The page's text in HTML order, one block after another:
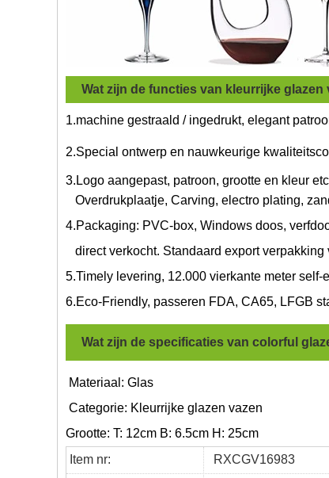
Wat zijn de functies van kleurrijke glazen
1.machine gestraald / ingedrukt, elegant
2.Special ontwerp en nauwkeurige
3.Logo aangepast, patroon, grootte en kleur
Overdrukplaatje, Carving, electro plating,
4.Packaging: PVC-box, Windows doos,
direct verkocht. Standaard export
5.Timely levering, 12.000 vierkante meter
6.Eco-Friendly, passeren FDA, CA65, LFGB
Wat zijn de specificaties van colorful
Materiaal: Glas
Categorie: Kleurrijke glazen vazen
Grootte: T: 12cm B: 6.5cm H: 25cm
Item nr:
RXCGV16983